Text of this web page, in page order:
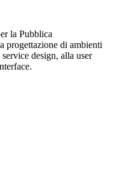
la Pubblica
progettazione di ambienti
design, alla user